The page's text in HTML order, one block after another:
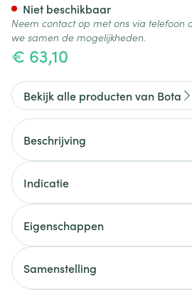
€ 63,10
Niet beschikbaar
Neem contact op met ons via telefoon
we samen de mogelijkheden.
Bekijk alle producten van Bota
Beschrijving
Indicatie
Eigenschappen
Samenstelling